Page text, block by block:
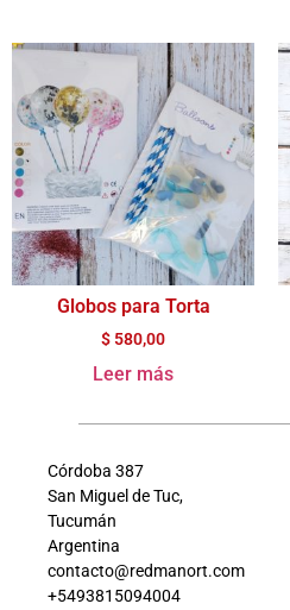
Globos para Torta
$ 580,00
Leer más
Córdoba 387
San Miguel de Tuc,
Tucumán
Argentina
contacto@redmanort.com
+5493815094004